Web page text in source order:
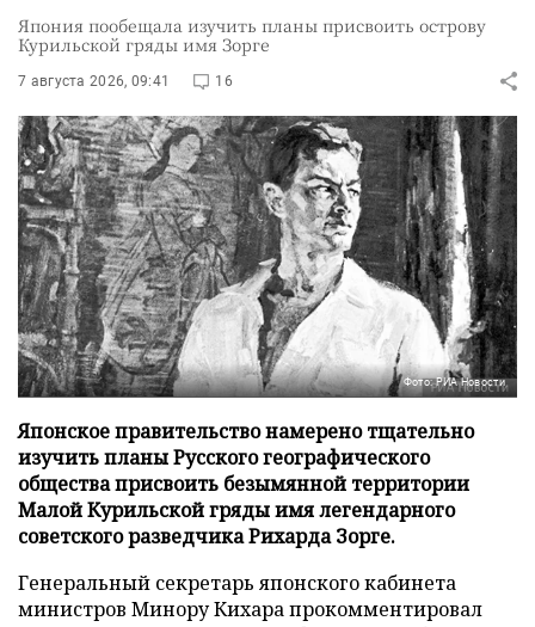
Япония пообещала изучить планы присвоить острову
Курильской гряды имя Зорге
7 августа 2026, 09:41 16
Фото: РИА Новости
Японское правительство намерено тщательно
изучить планы Русского географического
общества присвоить безымянной территории
Малой Курильской гряды имя легендарного
советского разведчика Рихарда Зорге.
Генеральный секретарь японского кабинета
министров Минору Кихара прокомментировал